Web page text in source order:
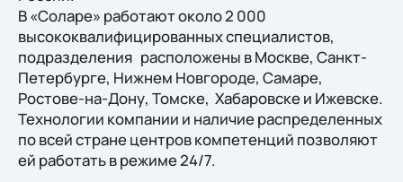
В «Соларе» работают около 2 000
высококвалифицированных специалистов,
подразделения расположены в Москве, Санкт-
Петербурге, Нижнем Новгороде, Самаре,
Ростове-на-Дону, Томске, Хабаровске и Ижевске.
Технологии компании и наличие распределенных
по всей стране центров компетенций позволяют
ей работать в режиме 24/7.